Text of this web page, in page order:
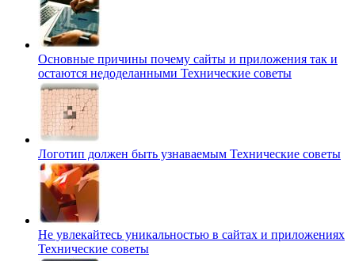
Основные причины почему сайты и приложения так и
остаются недоделанными Технические советы
Логотип должен быть узнаваемым Технические советы
Не увлекайтесь уникальностью в сайтах и приложениях
Технические советы